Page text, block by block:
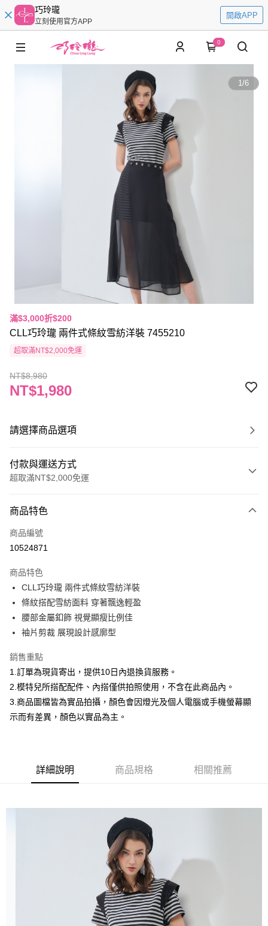
巧玲瓏
立刻使用官方APP
開啟APP
0
1/6
滿$3,000折$200
CLL巧玲瓏 兩件式條紋雪紡洋裝 7455210
超取滿NT$2,000免運
NT$8,980
NT$1,980
請選擇商品選項
付款與運送方式
超取滿NT$2,000免運
信用卡一次付款
信用卡分期付款
合作金庫商業銀行
華南商業銀行
上海商業儲蓄銀行
國泰世華商業銀行
臺灣中小企業銀行
聯邦商業銀行
元大商業銀行
永豐商業銀行
台新國際商業銀行
中國信託商業銀行
台灣樂天信用卡公司
超商取貨付款
LINE Pay
Apple Pay
悠遊付
Google Pay
全盈+PAY
【大哥付你分期使用說明】
1.本服務由台灣大哥大提供，台灣大哥大用戶可立即使用無須另外申請。
成交易。
3.實際核准額度、可分期數及費用金額請依後續交易確認頁面所載為準。
4.訂單成立30分鐘內，如未前往確認交易或遇審核未通過，訂單將自動取
消。如遇「轉專審核」未通過狀況，表示未達大哥付你分期系統評分，恕無
1.分期款項不併入電信帳單，「大哥付你分期」於每月結算日後寄送繳費提
2.透過簡訊連結打開帳單後，可選擇「超商條碼／台灣大直營門市／銀行轉
帳／街口支付／iPASS MONEY」等通路繳費。
AFTEE先享後付
１．簡單：不需註冊會員、不需綁卡、不需儲值。
２．便利：只要手機號碼，簡訊認證，即可結帳。
３．安心：先確認商品／服務後，再付款。
【「AFTEE先享後付」結帳流程】
１．於結帳方式選擇「AFTEE先享後付」後，將跳轉至「AFTEE先享後付」
結帳頁面，進行簡訊認證並確認金額後，即可完成結帳。
２．訂單成立數日內，您將收到繳費通知簡訊。
３．收到繳費通知簡訊後14天內，點擊此簡訊中的連結，可透過四大超商／
每筆NT$120，滿NT$2,000(含以上)免運費
每筆NT$120，滿NT$2,000(含以上)免運費
商品特色
商品編號
10524871
商品特色
CLL巧玲瓏 兩件式條紋雪紡洋裝
條紋搭配雪紡面料 穿著飄逸輕盈
腰部金屬釦飾 視覺顯瘦比例佳
袖片剪裁 展現設計感廓型
銷售重點
1.訂單為現貨寄出，提供10日內退換貨服務。
2.模特兒所搭配配件、內搭僅供拍照使用，不含在此商品內。
3.商品圖檔皆為實品拍攝，顏色會因燈光及個人電腦或手機螢幕顯
示而有差異，顏色以實品為主。
詳細說明 商品規格 相關推薦